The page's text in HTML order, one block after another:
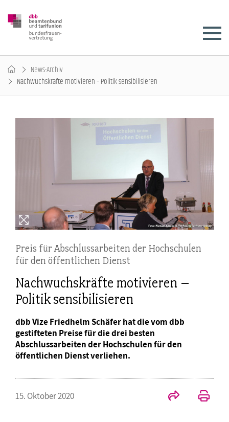
News-Archiv
Nachwuchskräfte motivieren – Politik sensibilisieren
Preis für Abschlussarbeiten der Hochschulen
für den öffentlichen Dienst
Nachwuchskräfte motivieren –
Politik sensibilisieren
dbb Vize Friedhelm Schäfer hat die vom dbb
gestifteten Preise für die drei besten
Abschlussarbeiten der Hochschulen für den
öffentlichen Dienst verliehen.
15. Oktober 2020